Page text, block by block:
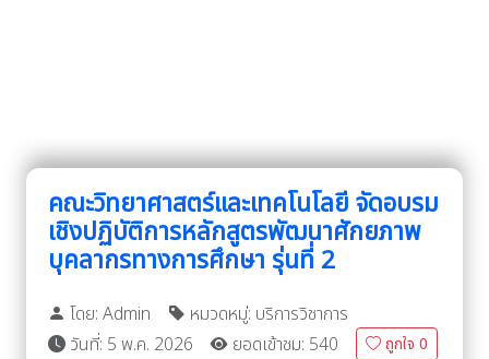
คณะวิทยาศาสตร์และเทคโนโลยี จัดอบรม
เชิงปฏิบัติการหลักสูตรพัฒนาศักยภาพ
บุคลากรทางการศึกษา รุ่นที่ 2
โดย: Admin
หมวดหมู่: บริการวิชาการ
วันที่: 5 พ.ค. 2026
ยอดเข้าชม: 540 ถูกใจ 0